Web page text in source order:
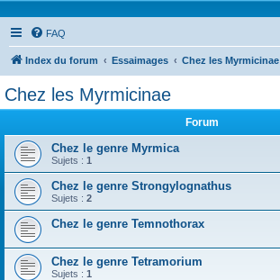
FAQ
Index du forum Essaimages Chez les Myrmicinae
Chez les Myrmicinae
Forum
Chez le genre Myrmica
Sujets : 1
Chez le genre Strongylognathus
Sujets : 2
Chez le genre Temnothorax
Chez le genre Tetramorium
Sujets : 1